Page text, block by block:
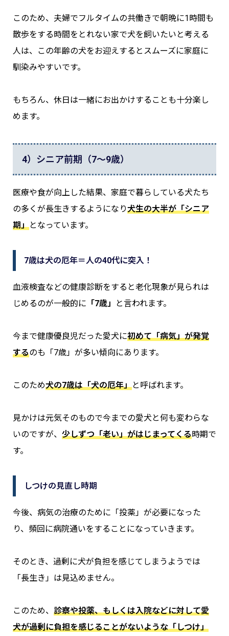
このため、夫婦でフルタイムの共働きで朝晩に1時間も
散歩をする時間をとれない家で犬を飼いたいと考える
人は、この年齢の犬をお迎えするとスムーズに家庭に
馴染みやすいです。
もちろん、休日は一緒にお出かけすることも十分楽し
めます。
4）シニア前期（7〜9歳）
医療や食が向上した結果、家庭で暮らしている犬たち
の多くが長生きするようになり犬生の大半が「シニア
期」となっています。
7歳は犬の厄年＝人の40代に突入！
血液検査などの健康診断をすると老化現象が見られは
じめるのが一般的に 「7歳」 と言われます。
今まで健康優良児だった愛犬に初めて「病気」が発覚
するのも「7歳」が多い傾向にあります。
このため犬の7歳は「犬の厄年」と呼ばれます。
見かけは元気そのもので今までの愛犬と何も変わらな
いのですが、 少しずつ「老い」がはじまってくる時期で
す。
しつけの見直し時期
今後、病気の治療のために「投薬」が必要になった
り、頻回に病院通いをすることになっていきます。
そのとき、過剰に犬が負担を感じてしまうようでは
「長生き」は見込めません。
このため、 診察や投薬、もしくは入院などに対して愛
犬が過剰に負担を感じることがないような「しつけ」